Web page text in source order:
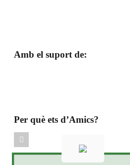
Amb el suport de:
Per què ets d’Amics?